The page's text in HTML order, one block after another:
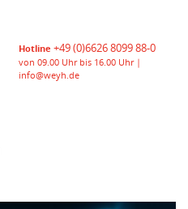
Hotline +49 (0)6626 8099 88-0
von 09.00 Uhr bis 16.00 Uhr |
info@weyh.de